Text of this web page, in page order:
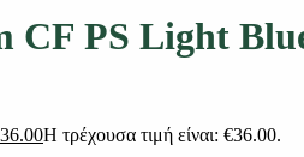
CF PS Light
36.00Η τρέχουσα τιμή είναι: €36.00.